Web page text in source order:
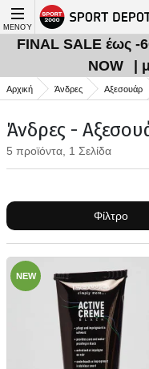
ΜΕΝΟΎ
FINAL SALE έως -
NOW
|
Αρχική Άνδρες Αξεσουάρ
Άνδρες -
5 προϊόντα, 1 Σελίδα
Φίλτρο
NEW